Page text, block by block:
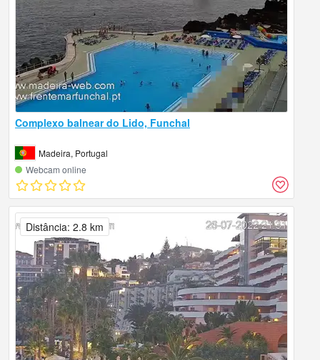
Complexo balnear do Lido, Funchal
Madeira, Portugal
Webcam online
Distância: 2.8 km